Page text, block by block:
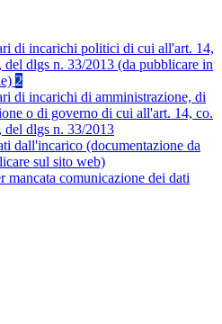
di incarichi politici di cui all'art. 14,
del dlgs n. 33/2013 (da pubblicare in
2
di incarichi di amministrazione, di
o di governo di cui all'art. 14, co.
del dlgs n. 33/2013
dall'incarico (documentazione da
sul sito web)
mancata comunicazione dei dati